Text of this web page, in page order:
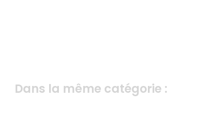
Dans la même catégorie :